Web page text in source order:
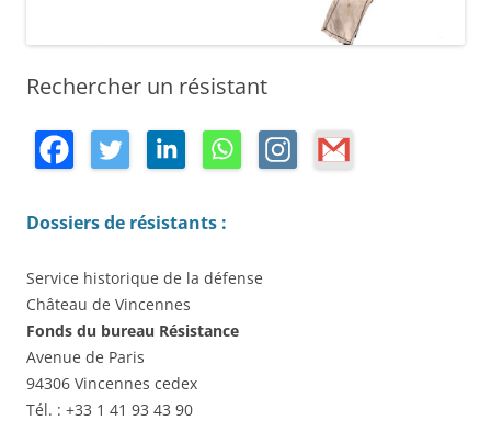
Rechercher un résistant
Dossiers de résistants :
Service historique de la défense
Château de Vincennes
Fonds du bureau Résistance
Avenue de Paris
94306 Vincennes cedex
Tél. : +33 1 41 93 43 90